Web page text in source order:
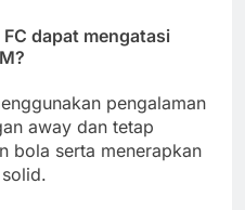
dapat mengatasi
pengalaman
away dan tetap
bola serta menerapkan